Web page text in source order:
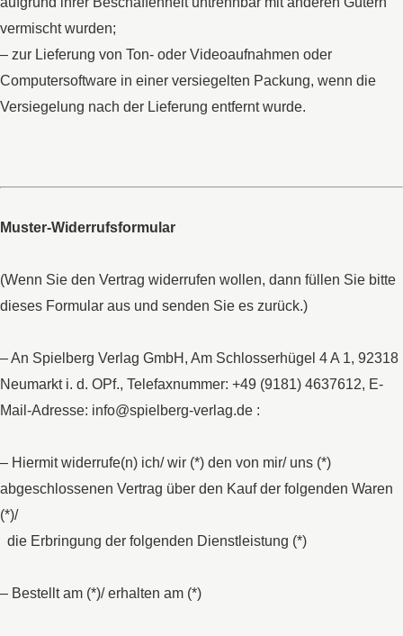
vermischt wurden;
– zur Lieferung von Ton- oder Videoaufnahmen oder
Computersoftware in einer versiegelten Packung, wenn die
Versiegelung nach der Lieferung entfernt wurde.
Muster-Widerrufsformular
(Wenn Sie den Vertrag widerrufen wollen, dann füllen Sie bitte
dieses Formular aus und senden Sie es zurück.)
– An Spielberg Verlag GmbH, Am Schlosserhügel 4 A 1, 92318
Neumarkt i. d. OPf., Telefaxnummer: +49 (9181) 4637612, E-
Mail-Adresse: info@spielberg-verlag.de :
– Hiermit widerrufe(n) ich/ wir (*) den von mir/ uns (*)
abgeschlossenen Vertrag über den Kauf der folgenden Waren
(*)/
die Erbringung der folgenden Dienstleistung (*)
– Bestellt am (*)/ erhalten am (*)